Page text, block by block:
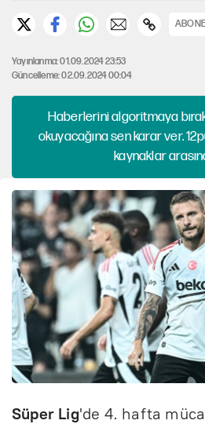
Yayınlanma: 01.09.2024 23:53
Güncelleme: 02.09.2024 00:04
Haberlerini algoritmaya
okuyacağına sen karar ver.
kaynaklar
Süper Lig'de 4. hafta